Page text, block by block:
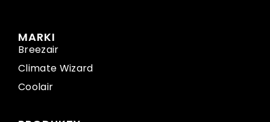
MARKI
Breezair
Climate Wizard
Coolair